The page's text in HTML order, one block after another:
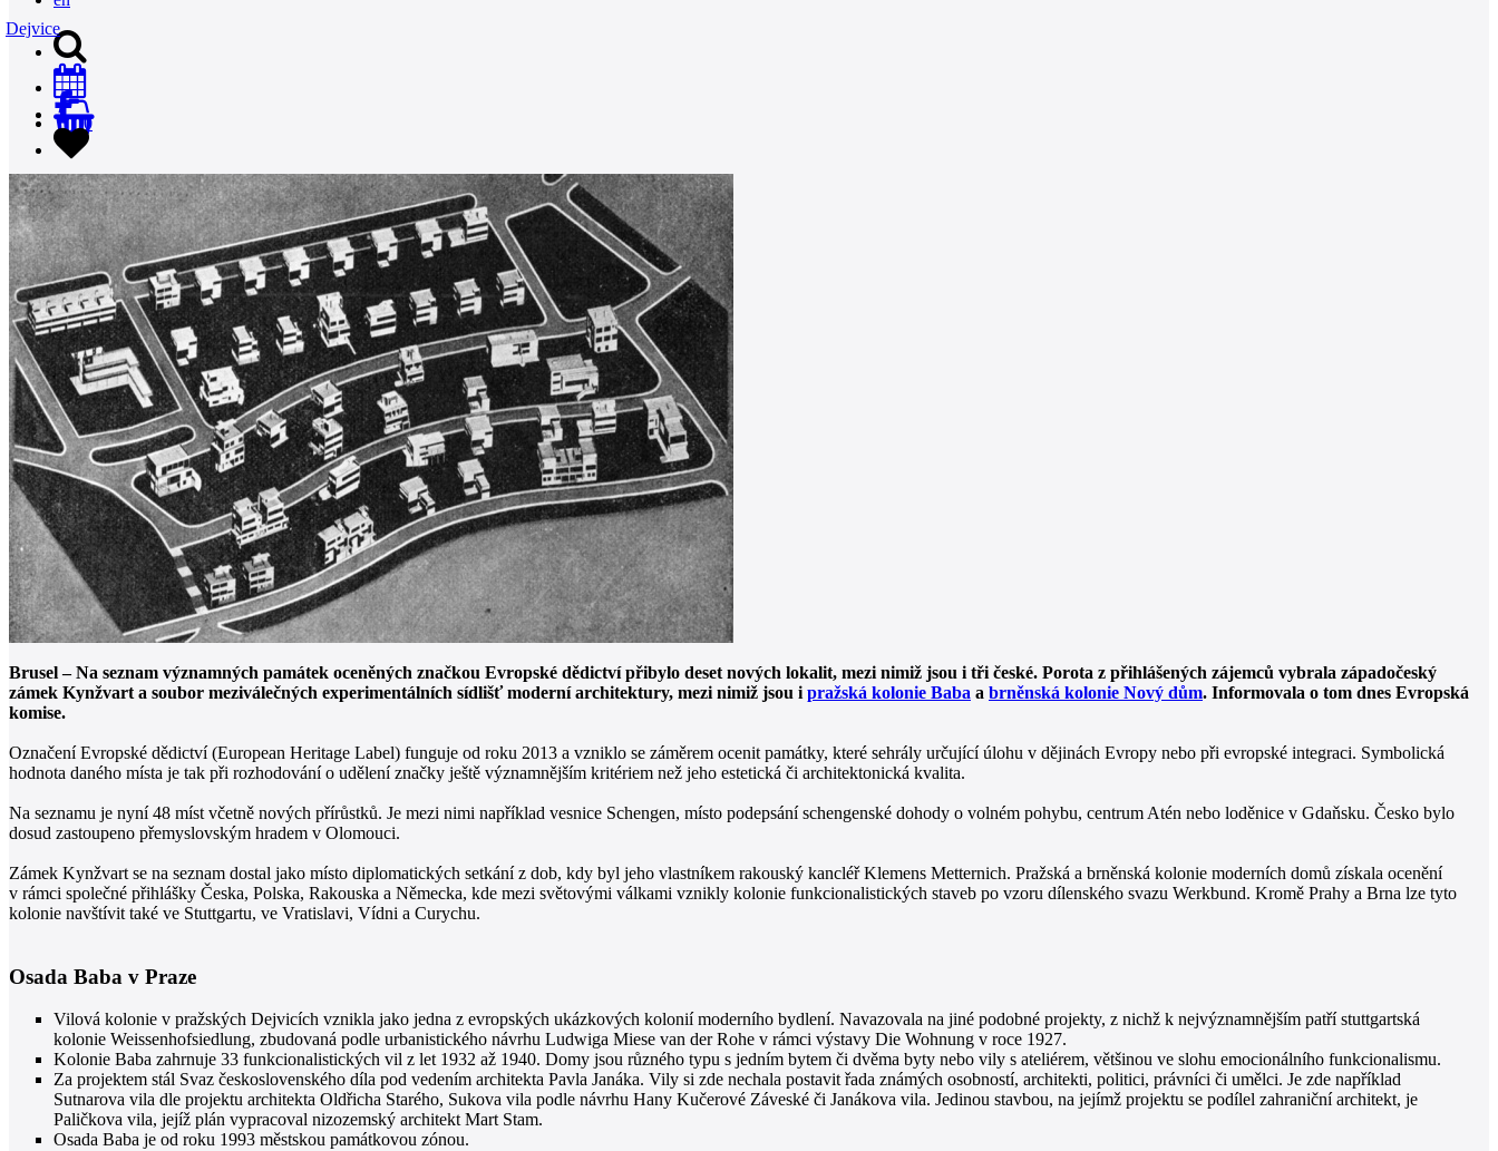
0
Dejvice
Brusel – Na seznam významných památek oceněných značkou Evropské dědictví přibylo deset nových lokalit, mezi nimiž jsou i tři české. Porota z přihlášených zájemců vybrala západočeský
zámek Kynžvart a soubor meziválečných experimentálních sídlišť moderní architektury, mezi nimiž jsou i pražská kolonie Baba a brněnská kolonie Nový dům. Informovala o tom dnes Evropská
komise.
Označení Evropské dědictví (European Heritage Label) funguje od roku 2013 a vzniklo se záměrem ocenit památky, které sehrály určující úlohu v dějinách Evropy nebo při evropské integraci. Symbolická
hodnota daného místa je tak při rozhodování o udělení značky ještě významnějším kritériem než jeho estetická či architektonická kvalita.
Na seznamu je nyní 48 míst včetně nových přírůstků. Je mezi nimi například vesnice Schengen, místo podepsání schengenské dohody o volném pohybu, centrum Atén nebo loděnice v Gdaňsku. Česko bylo
dosud zastoupeno přemyslovským hradem v Olomouci.
Zámek Kynžvart se na seznam dostal jako místo diplomatických setkání z dob, kdy byl jeho vlastníkem rakouský kancléř Klemens Metternich. Pražská a brněnská kolonie moderních domů získala ocenění
v rámci společné přihlášky Česka, Polska, Rakouska a Německa, kde mezi světovými válkami vznikly kolonie funkcionalistických staveb po vzoru dílenského svazu Werkbund. Kromě Prahy a Brna lze tyto
kolonie navštívit také ve Stuttgartu, ve Vratislavi, Vídni a Curychu.
Osada Baba v Praze
Vilová kolonie v pražských Dejvicích vznikla jako jedna z evropských ukázkových kolonií moderního bydlení. Navazovala na jiné podobné projekty, z nichž k nejvýznamnějším patří stuttgartská
kolonie Weissenhofsiedlung, zbudovaná podle urbanistického návrhu Ludwiga Miese van der Rohe v rámci výstavy Die Wohnung v roce 1927.
Kolonie Baba zahrnuje 33 funkcionalistických vil z let 1932 až 1940. Domy jsou různého typu s jedním bytem či dvěma byty nebo vily s ateliérem, většinou ve slohu emocionálního funkcionalismu.
Za projektem stál Svaz československého díla pod vedením architekta Pavla Janáka. Vily si zde nechala postavit řada známých osobností, architekti, politici, právníci či umělci. Je zde například
Sutnarova vila dle projektu architekta Oldřicha Starého, Sukova vila podle návrhu Hany Kučerové Záveské či Janákova vila. Jedinou stavbou, na jejímž projektu se podílel zahraniční architekt, je
Paličkova vila, jejíž plán vypracoval nizozemský architekt Mart Stam.
Osada Baba je od roku 1993 městskou památkovou zónou.